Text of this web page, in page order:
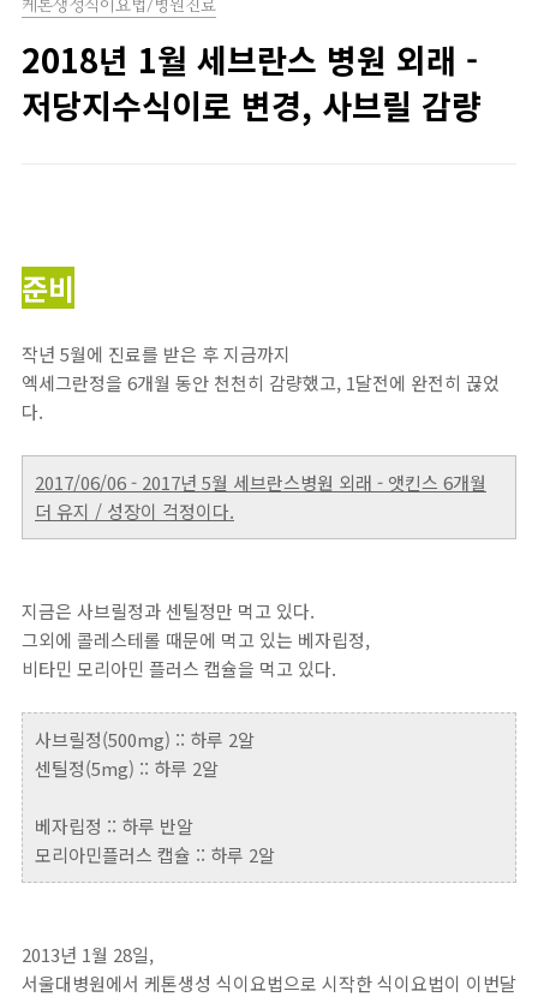
케톤생성식이요법/병원진료
2018년 1월 세브란스 병원 외래 -
저당지수식이로 변경, 사브릴 감량
준비
작년 5월에 진료를 받은 후 지금까지
엑세그란정을 6개월 동안 천천히 감량했고, 1달전에 완전히 끊었
다.
2017/06/06 - 2017년 5월 세브란스병원 외래 - 앳킨스 6개월
더 유지 / 성장이 걱정이다.
지금은 사브릴정과 센틸정만 먹고 있다.
그외에 콜레스테롤 때문에 먹고 있는 베자립정,
비타민 모리아민 플러스 캡슐을 먹고 있다.
사브릴정(500mg) :: 하루 2알
센틸정(5mg) :: 하루 2알
베자립정 :: 하루 반알
모리아민플러스 캡슐 :: 하루 2알
2013년 1월 28일,
서울대병원에서 케톤생성 식이요법으로 시작한 식이요법이 이번달